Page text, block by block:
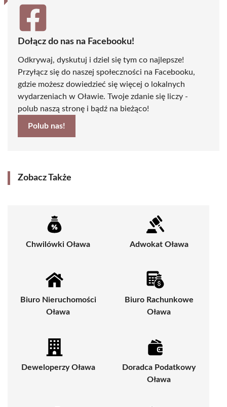
Dołącz do nas na Facebooku!
Odkrywaj, dyskutuj i dziel się tym co najlepsze!
Przyłącz się do naszej społeczności na Facebooku,
gdzie możesz dowiedzieć się więcej o lokalnych
wydarzeniach w Oławie. Twoje zdanie się liczy -
polub naszą stronę i bądź na bieżąco!
Polub nas!
Zobacz Także
Chwilówki Oława Adwokat Oława
Biuro Nieruchomości
Oława
Biuro Rachunkowe
Oława
Deweloperzy Oława
Doradca Podatkowy
Oława